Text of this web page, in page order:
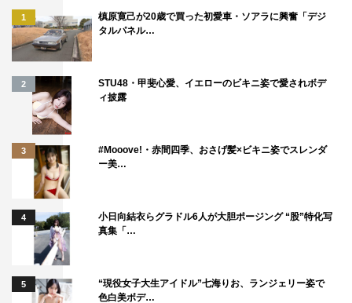
1
槙原寛己が20歳で買った初愛車・ソアラに興奮「デジ
タルパネル…
2
STU48・甲斐心愛、イエローのビキニ姿で愛されボデ
ィ披露
3
#Mooove!・赤間四季、おさげ髪×ビキニ姿でスレンダ
ー美…
4
小日向結衣らグラドル6人が大胆ポージング “股”特化写
真集「…
5
“現役女子大生アイドル”七海りお、ランジェリー姿で
色白美ボデ…